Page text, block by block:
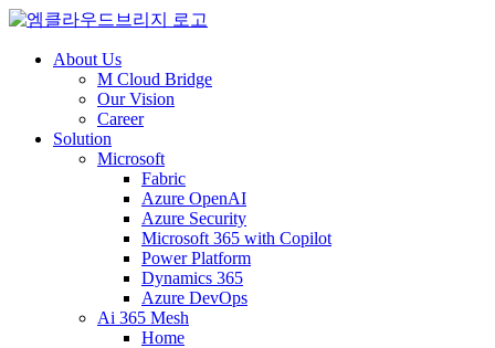
About Us
M Cloud Bridge
Our Vision
Career
Solution
Microsoft
Fabric
Azure OpenAI
Azure Security
Microsoft 365 with Copilot
Power Platform
Dynamics 365
Azure DevOps
Ai 365 Mesh
Home